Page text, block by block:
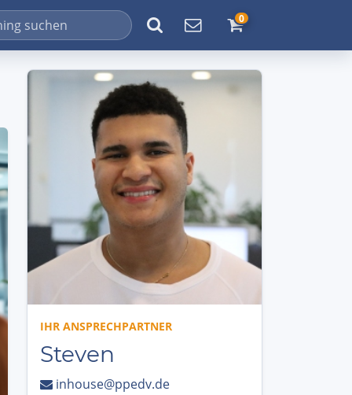
0
IHR ANSPRECHPARTNER
Steven
inhouse@ppedv.de